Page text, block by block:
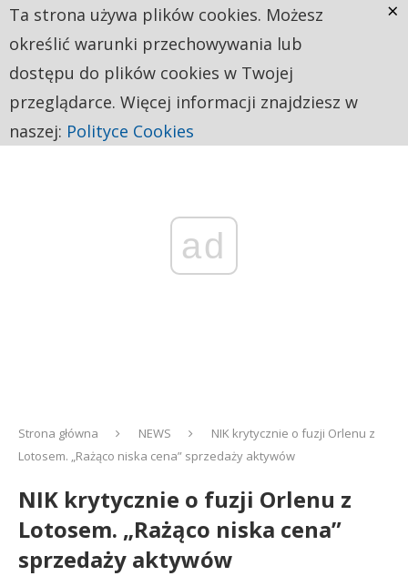
ad
Strona główna NEWS
NIK krytycznie o fuzji Orlenu z
Lotosem. „Rażąco niska cena” sprzedaży aktywów
NIK krytycznie o fuzji Orlenu z
Lotosem. „Rażąco niska cena”
sprzedaży aktywów
Ta strona używa plików cookies. Możesz
określić warunki przechowywania lub
dostępu do plików cookies w Twojej
przeglądarce. Więcej informacji znajdziesz w
naszej: Polityce Cookies
×